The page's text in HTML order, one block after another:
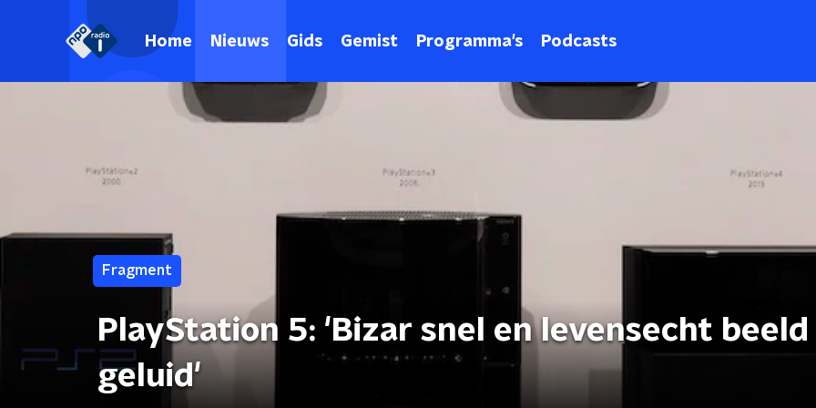
Home Nieuws Gids Gemist Programma's Podcasts
Fragment
PlayStation 5: 'Bizar snel en levensecht beeld
geluid'